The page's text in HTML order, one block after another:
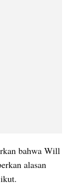
bahwa Will
alasan